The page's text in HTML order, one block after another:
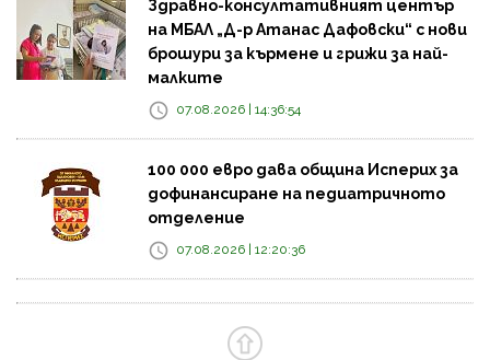
Здравно-консултативният център
на МБАЛ „Д-р Атанас Дафовски“ с нови
брошури за кърмене и грижи за най-
малките
07.08.2026 | 14:36:54
100 000 евро дава община Исперих за
дофинансиране на педиатричното
отделение
07.08.2026 | 12:20:36